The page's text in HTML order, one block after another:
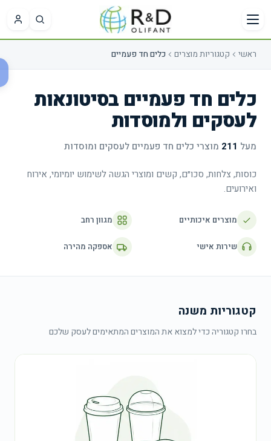
מחיר
עדיין לא
מוצרים
לבקשה.
קובץ או
רשימה
בעמוד
הבקשה.
עדיין לא
שמרתם
מוצרים
ראשי קטגוריות מוצרים כלים חד פעמיים
כלים חד פעמיים בסיטונאות
לעסקים ולמוסדות
מעל 211 מוצרי כלים חד פעמיים לעסקים ומוסדות
כוסות, צלחות, סכו״ם, קשים ומוצרי הגשה לשימוש יומיומי, אירוח
ואירועים.
מוצרים איכותיים מגוון רחב
שירות אישי אספקה מהירה
קטגוריות משנה
בחרו קטגוריה כדי למצוא את המוצרים המתאימים לעסק שלכם